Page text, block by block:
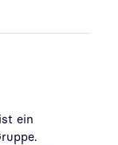
ein